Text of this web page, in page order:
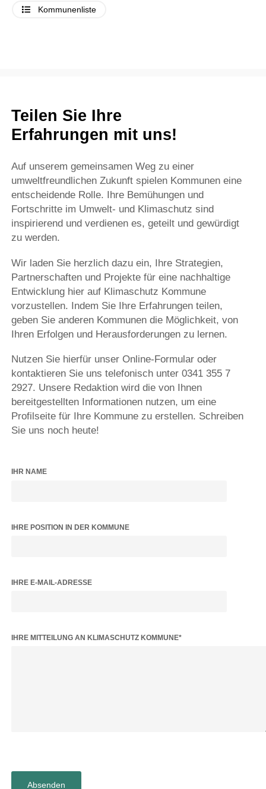
Kommunenliste
Teilen Sie Ihre
Erfahrungen mit uns!
Auf unserem gemeinsamen Weg zu einer
umweltfreundlichen Zukunft spielen Kommunen eine
entscheidende Rolle. Ihre Bemühungen und
Fortschritte im Umwelt- und Klimaschutz sind
inspirierend und verdienen es, geteilt und gewürdigt
zu werden.
Wir laden Sie herzlich dazu ein, Ihre Strategien,
Partnerschaften und Projekte für eine nachhaltige
Entwicklung hier auf Klimaschutz Kommune
vorzustellen. Indem Sie Ihre Erfahrungen teilen,
geben Sie anderen Kommunen die Möglichkeit, von
Ihren Erfolgen und Herausforderungen zu lernen.
Nutzen Sie hierfür unser Online-Formular oder
kontaktieren Sie uns telefonisch unter 0341 355 7
2927. Unsere Redaktion wird die von Ihnen
bereitgestellten Informationen nutzen, um eine
Profilseite für Ihre Kommune zu erstellen. Schreiben
Sie uns noch heute!
IHR NAME
IHRE POSITION IN DER KOMMUNE
IHRE E-MAIL-ADRESSE
BITTE LASSE DIESES FELD LEER.
IHRE MITTEILUNG AN KLIMASCHUTZ KOMMUNE*